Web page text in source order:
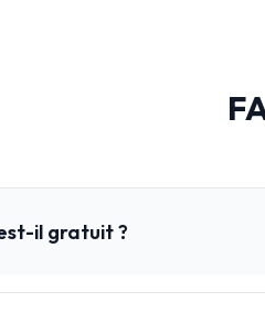
il gratuit ?